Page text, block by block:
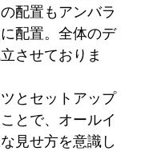
配置もアンバラ
配置。全体のデ
させておりま
とセットアップ
とで、オールイ
見せ方を意識し